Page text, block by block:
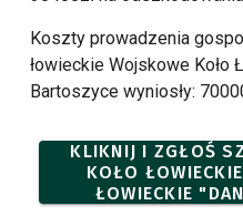
Koszty prowadzenia
łowieckie Wojskowe Koło
Bartoszyce wyniosły:
KLIKNIJ I ZGŁOŚ
KOŁO
ŁOWIECKIE